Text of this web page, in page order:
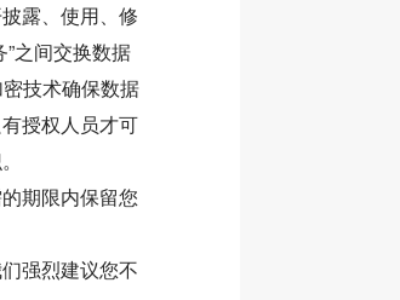
露、使用、修
之间交换数据
技术确保数据
授权人员才可
期限内保留您
强烈建议您不